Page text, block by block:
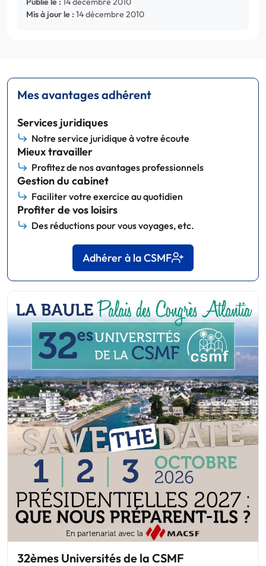
Mis à jour le : 14 décembre 2010
Mes avantages adhérent
Services juridiques
Notre service juridique à votre écoute
Mieux travailler
Profitez de nos avantages professionnels
Gestion du cabinet
Faciliter votre exercice au quotidien
Profiter de vos loisirs
Des réductions pour vous voyages, etc.
Adhérer à la CSMF
32èmes Universités de la CSMF